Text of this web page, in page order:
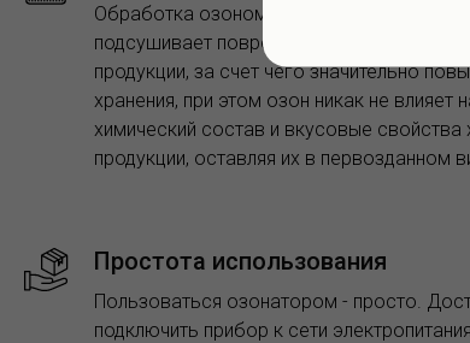
Обработка озоном - устраняет вредителей
подсушивает повреждения на
продукции, за счет чего значительно
хранения, при этом озон никак не влияет
химический состав и вкусовые свойства
продукции, оставляя их в первозданном
Простота использования
Пользоваться озонатором - просто.
подключить прибор к сети